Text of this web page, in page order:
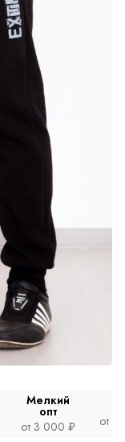
Мелкий
опт
от 3 000 ₽
от